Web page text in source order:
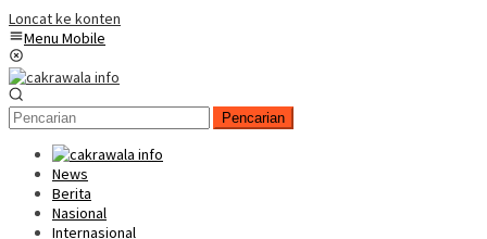
Loncat ke konten
Menu Mobile
Pencarian
News
Berita
Nasional
Internasional